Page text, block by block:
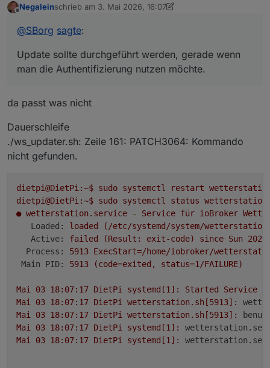
~ Fix 'has to be type "number" but received
wenn
~ Fix für die User-Authentifizierung (Simple-
API ab 3.x) / Issue #91 (ch33f)
Wie immer zu finden im
Update-Routine von Vorgängerversion:
aktuellen WS-Updater nutzen
ausführen
beantworten
Updatesollte
Offline
Negaleinschrieb am 3. Mai 2026, 16:07
zuletzt editiert von Negalein5. März 2026, 18:09
@SBorg sagte:
Update sollte durchgeführt werden, gerade wenn
man die Authentifizierung nutzen möchte.
da passt was nicht
Dauerschleife
./ws_updater.sh: Zeile 161: PATCH3064: Kommando
nicht gefunden.
dietpi@DietPi:~$ sudo systemctl restart
dietpi@DietPi:~$ sudo systemctl status wetterstation
● wetterstation.service - Service für ioBroker
Loaded:
loaded
(/etc/systemd/system/
Active:
failed (Result: exit-code) since Sun
Process:
5913 ExecStart=/home/iobroker/
Main PID:
5913 (code=exited, status=1/FAILURE)
Mai 03 18:07:17 DietPi systemd[1]: Started Service
Mai
03 18:07:17 DietPi wetterstation.sh[5913]:
Mai
03 18:07:17 DietPi wetterstation.sh[5913]:
Mai
03 18:07:17 DietPi systemd[1]:
Mai
03 18:07:17 DietPi systemd[1]: